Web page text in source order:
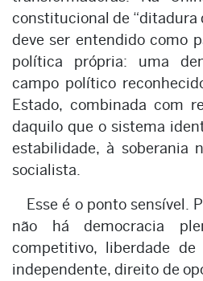
constitucional de “ditadura
deve ser entendido como
política própria: uma
campo político
Estado, combinada com
daquilo que o sistema
estabilidade, à soberania
socialista.
Esse é o ponto sensível.
não há democracia
competitivo, liberdade de
independente, direito de